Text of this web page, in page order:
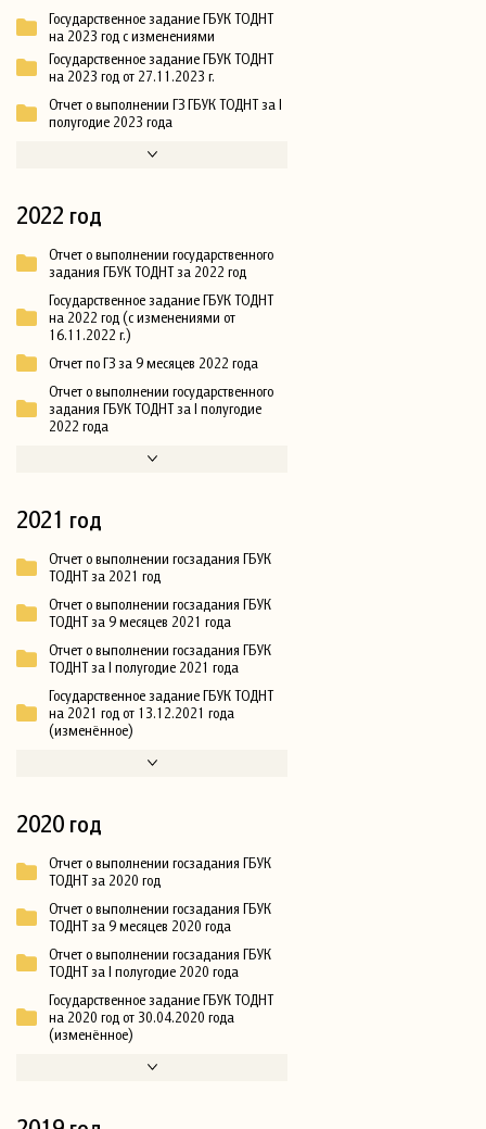
Государственное задание ГБУК ТОДНТ
на 2023 год с изменениями
Государственное задание ГБУК ТОДНТ
на 2023 год от 27.11.2023 г.
Отчет о выполнении ГЗ ГБУК ТОДНТ за I
полугодие 2023 года
2022 год
Отчет о выполнении государственного
задания ГБУК ТОДНТ за 2022 год
Государственное задание ГБУК ТОДНТ
на 2022 год (с изменениями от
16.11.2022 г.)
Отчет по ГЗ за 9 месяцев 2022 года
Отчет о выполнении государственного
задания ГБУК ТОДНТ за I полугодие
2022 года
2021 год
Отчет о выполнении госзадания ГБУК
ТОДНТ за 2021 год
Отчет о выполнении госзадания ГБУК
ТОДНТ за 9 месяцев 2021 года
Отчет о выполнении госзадания ГБУК
ТОДНТ за I полугодие 2021 года
Государственное задание ГБУК ТОДНТ
на 2021 год от 13.12.2021 года
(изменённое)
2020 год
Отчет о выполнении госзадания ГБУК
ТОДНТ за 2020 год
Отчет о выполнении госзадания ГБУК
ТОДНТ за 9 месяцев 2020 года
Отчет о выполнении госзадания ГБУК
ТОДНТ за I полугодие 2020 года
Государственное задание ГБУК ТОДНТ
на 2020 год от 30.04.2020 года
(изменённое)